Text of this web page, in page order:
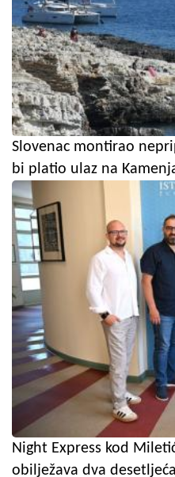
Slovenac montirao
bi platio ulaz na
Night Express kod
obilježava dva